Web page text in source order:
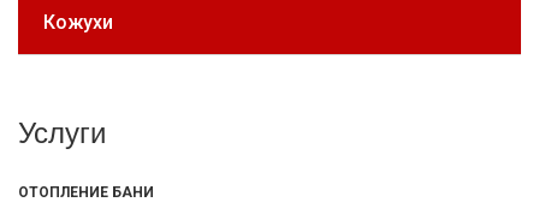
Кожухи
Услуги
ОТОПЛЕНИЕ БАНИ